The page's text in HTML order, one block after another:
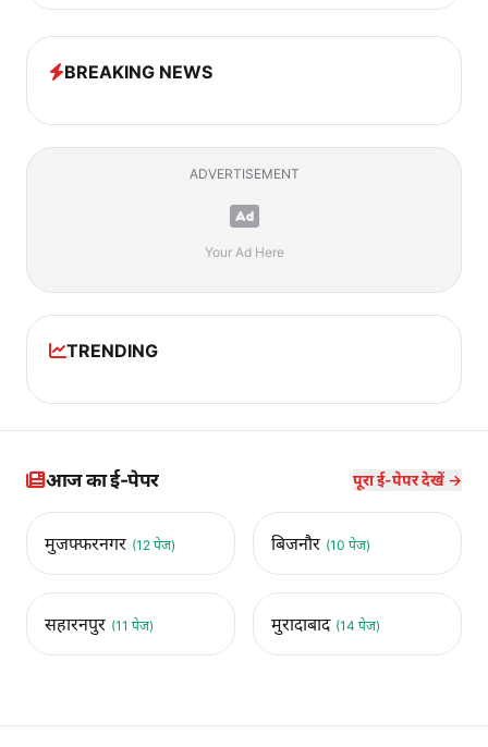
BREAKING NEWS
ADVERTISEMENT
Your Ad Here
TRENDING
आज का ई-पेपर पूरा ई-पेपर देखें →
मुजफ्फरनगर (12 पेज) बिजनौर (10 पेज)
सहारनपुर (11 पेज) मुरादाबाद (14 पेज)